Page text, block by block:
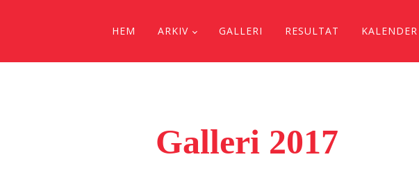
HEM ARKIV GALLERI RESULTAT KALENDER
Galleri 2017